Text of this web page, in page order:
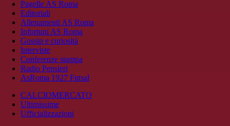
Pagelle AS Roma
Editoriali
Allenamenti AS Roma
Infortuni AS Roma
Gossip e curiosità
Interviste
Conferenze stampa
Radio Pensieri
AsRoma 1927 Futsal
CALCIOMERCATO
Ultimissime
Ufficializzazioni